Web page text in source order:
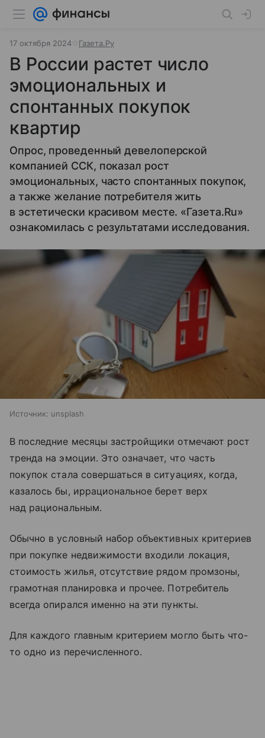
17 октября 2024 Газета.Ру
В России растет число
эмоциональных и
спонтанных покупок
квартир
Опрос, проведенный девелоперской
компанией ССК, показал рост
эмоциональных, часто спонтанных покупок,
а также желание потребителя жить
в эстетически красивом месте. «Газета.Ru»
ознакомилась с результатами исследования.
Источник: unsplash
В последние месяцы застройщики отмечают рост
тренда на эмоции. Это означает, что часть
покупок стала совершаться в ситуациях, когда,
казалось бы, иррациональное берет верх
над рациональным.
Обычно в условный набор объективных критериев
при покупке недвижимости входили локация,
стоимость жилья, отсутствие рядом промзоны,
грамотная планировка и прочее. Потребитель
всегда опирался именно на эти пункты.
Для каждого главным критерием могло быть что-
то одно из перечисленного.